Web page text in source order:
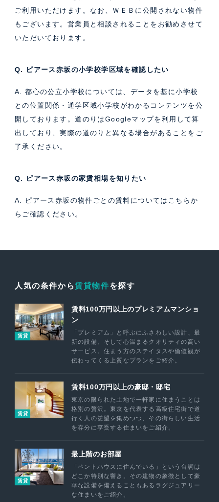
ご利用いただけます。なお、ＷＥＢに公開されない物件
もございます。営業員と相談されることをお勧めさせて
いただいております。
Q. ピアース赤坂の小学校学区域を確認したい
A. 都心の公立小学校については、データを基に小学校
との位置関係・通学区域小学校がわかるコンテンツを公
開しております。道のりはGoogleマップを利用して算
出しており、実際の道のりと異なる場合があることをご
了承ください。
Q. ピアース赤坂の家賃相場を知りたい
A. ピアース赤坂の物件ごとの賃料については こちらか
らご確認ください。
人気の条件から賃貸物件を探す
賃貸
賃料100万円以上のプレミアムマンショ
ン
「プレミアム」と呼ぶにふさわしい設計、最
新の設備、そして心温まるクオリティの高い
サービス。住まう方のステイタスや価値観が
伝わってくる上質なプランをご紹介。
賃貸
賃料100万円以上の豪邸・邸宅
東京の限られた土地で一軒家に住まうことは
格別の贅沢。東京を代表する高級住宅街で道
行く人の羨望を集めつつ、その街らしい生活
を存分に享受する住まいをご紹介。
賃貸
最上階のお部屋
「ペントハウスに住んでいる」という台詞は
どこか特別な響き。その建物の象徴として豪
華な設備を備えることもあるラグジュアリー
な住まいをご紹介。